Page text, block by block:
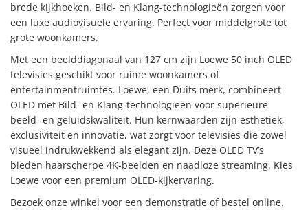
brede kijkhoeken. Bild- en Klang-technologieën zorgen voor
een luxe audiovisuele ervaring. Perfect voor middelgrote tot
grote woonkamers.
Met een beelddiagonaal van 127 cm zijn Loewe 50 inch OLED
televisies geschikt voor ruime woonkamers of
entertainmentruimtes. Loewe, een Duits merk, combineert
OLED met Bild- en Klang-technologieën voor superieure
beeld- en geluidskwaliteit. Hun kernwaarden zijn esthetiek,
exclusiviteit en innovatie, wat zorgt voor televisies die zowel
visueel indrukwekkend als elegant zijn. Deze OLED TV’s
bieden haarscherpe 4K-beelden en naadloze streaming. Kies
Loewe voor een premium OLED-kijkervaring.
Bezoek onze winkel voor een demonstratie of bestel online.